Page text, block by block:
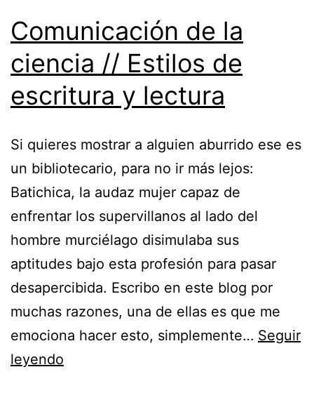
Comunicación de la
ciencia // Estilos de
escritura y lectura
Si quieres mostrar a alguien aburrido ese es
un bibliotecario, para no ir más lejos:
Batichica, la audaz mujer capaz de
enfrentar los supervillanos al lado del
hombre murciélago disimulaba sus
aptitudes bajo esta profesión para pasar
desapercibida. Escribo en este blog por
muchas razones, una de ellas es que me
emociona hacer esto, simplemente… Seguir
leyendo